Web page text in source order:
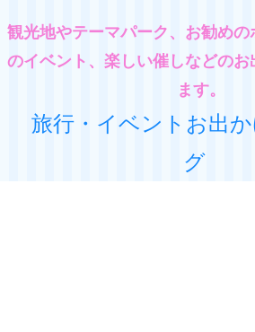
観光地やテーマパーク、お勧め
のイベント、楽しい催しなどのお
ます。
旅行・イベントお出
グ